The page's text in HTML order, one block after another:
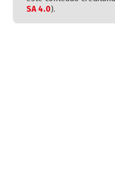
SA 4.0).